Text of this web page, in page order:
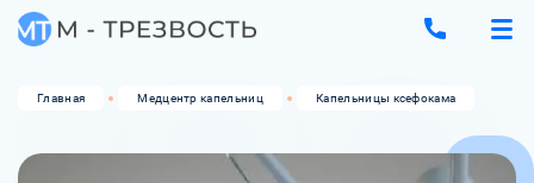
Главная Медцентр капельниц Капельницы ксефокама